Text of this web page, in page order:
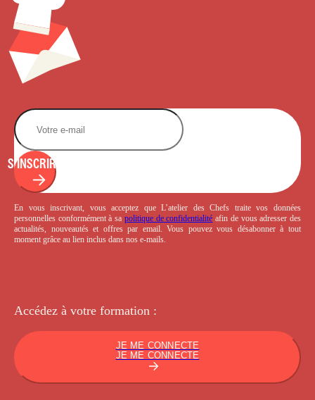
S'INSCRIRE
En vous inscrivant, vous acceptez que L’atelier des Chefs traite vos données
personnelles conformément à sa politique de confidentialité afin de vous adresser des
actualités, nouveautés et offres par email. Vous pouvez vous désabonner à tout
moment grâce au lien inclus dans nos e-mails.
Accédez à votre formation :
JE ME CONNECTE
JE ME CONNECTE